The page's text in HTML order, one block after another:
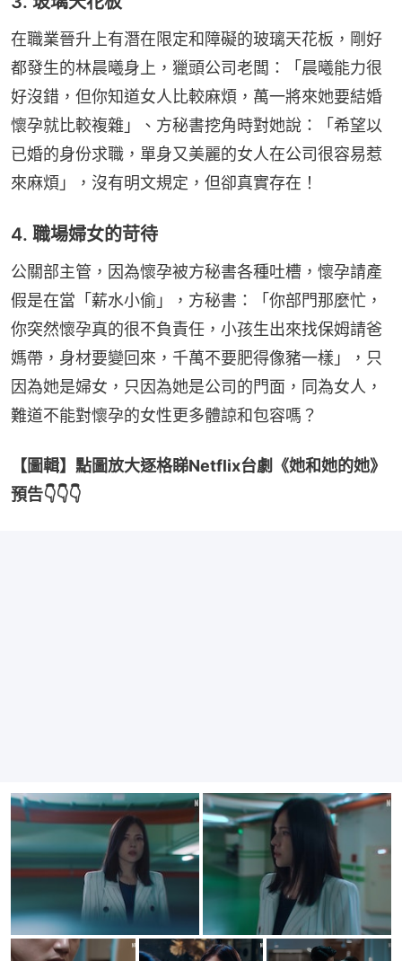
在職業晉升上有潛在限定和障礙的玻璃天花板，剛好
都發生的林晨曦身上，獵頭公司老闆：「晨曦能力很
好沒錯，但你知道女人比較麻煩，萬一將來她要結婚
懷孕就比較複雜」、方秘書挖角時對她說：「希望以
已婚的身份求職，單身又美麗的女人在公司很容易惹
來麻煩」，沒有明文規定，但卻真實存在！
4. 職場婦女的苛待
公關部主管，因為懷孕被方秘書各種吐槽，懷孕請產
假是在當「薪水小偷」，方秘書：「你部門那麼忙，
你突然懷孕真的很不負責任，小孩生出來找保姆請爸
媽帶，身材要變回來，千萬不要肥得像豬一樣」，只
因為她是婦女，只因為她是公司的門面，同為女人，
難道不能對懷孕的女性更多體諒和包容嗎？
【圖輯】點圖放大逐格睇Netflix台劇《她和她的她》
預告👇👇👇